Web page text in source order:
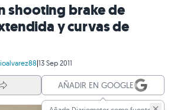
shooting brake de
y curvas de
|13 Sep 2011
AÑADIR EN GOOGLE